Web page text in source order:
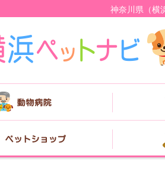
神奈川県（横